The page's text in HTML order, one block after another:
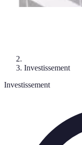
Investissement
Investissement